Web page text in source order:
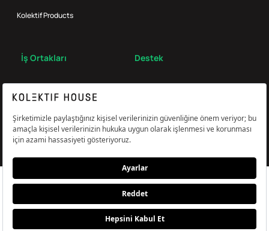
Kolektif Products
İş Ortakları Destek
Çerez Tercihlerini Yönetin